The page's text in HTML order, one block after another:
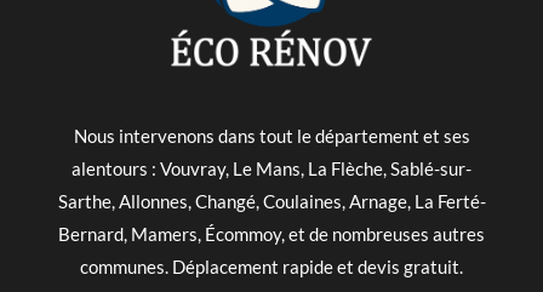
Nous intervenons dans tout le département et ses
alentours : Vouvray, Le Mans, La Flèche, Sablé-sur-
Sarthe, Allonnes, Changé, Coulaines, Arnage, La Ferté-
Bernard, Mamers, Écommoy, et de nombreuses autres
communes. Déplacement rapide et devis gratuit.